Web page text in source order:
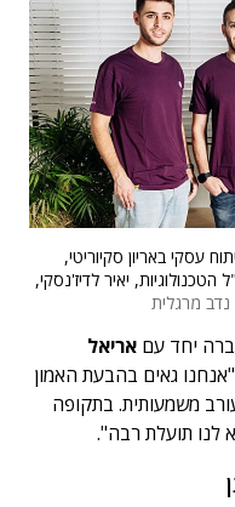
עסקי באריון סקיוריטי,
יאיר לדיז'נסקי,
נדב מרגלית
יחד עם אריאל
גאים בהבעת האמון
משמעותית. בתקופה
לנו תועלת רבה".